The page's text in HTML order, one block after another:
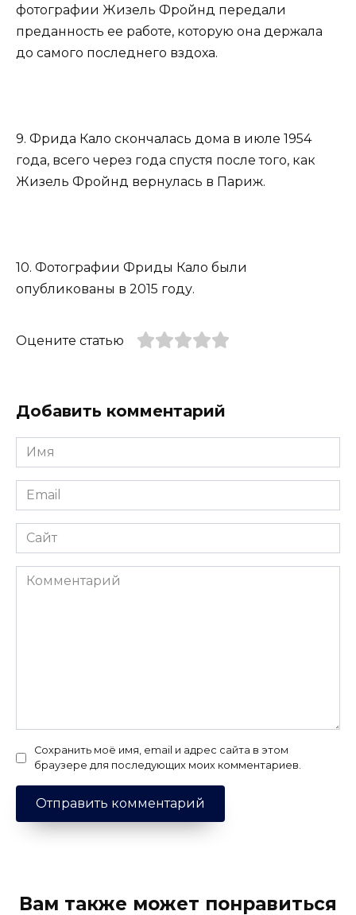
фотографии Жизель Фройнд передали
преданность ее работе, которую она держала
до самого последнего вздоха.
9. Фрида Кало скончалась дома в июле 1954
года, всего через года спустя после того, как
Жизель Фройнд вернулась в Париж.
10. Фотографии Фриды Кало были
опубликованы в 2015 году.
Оцените статью
Добавить комментарий
Имя
*
Email
*
Сайт
Комментарий
Сохранить моё имя, email и адрес сайта в этом
браузере для последующих моих комментариев.
Вам также может понравиться